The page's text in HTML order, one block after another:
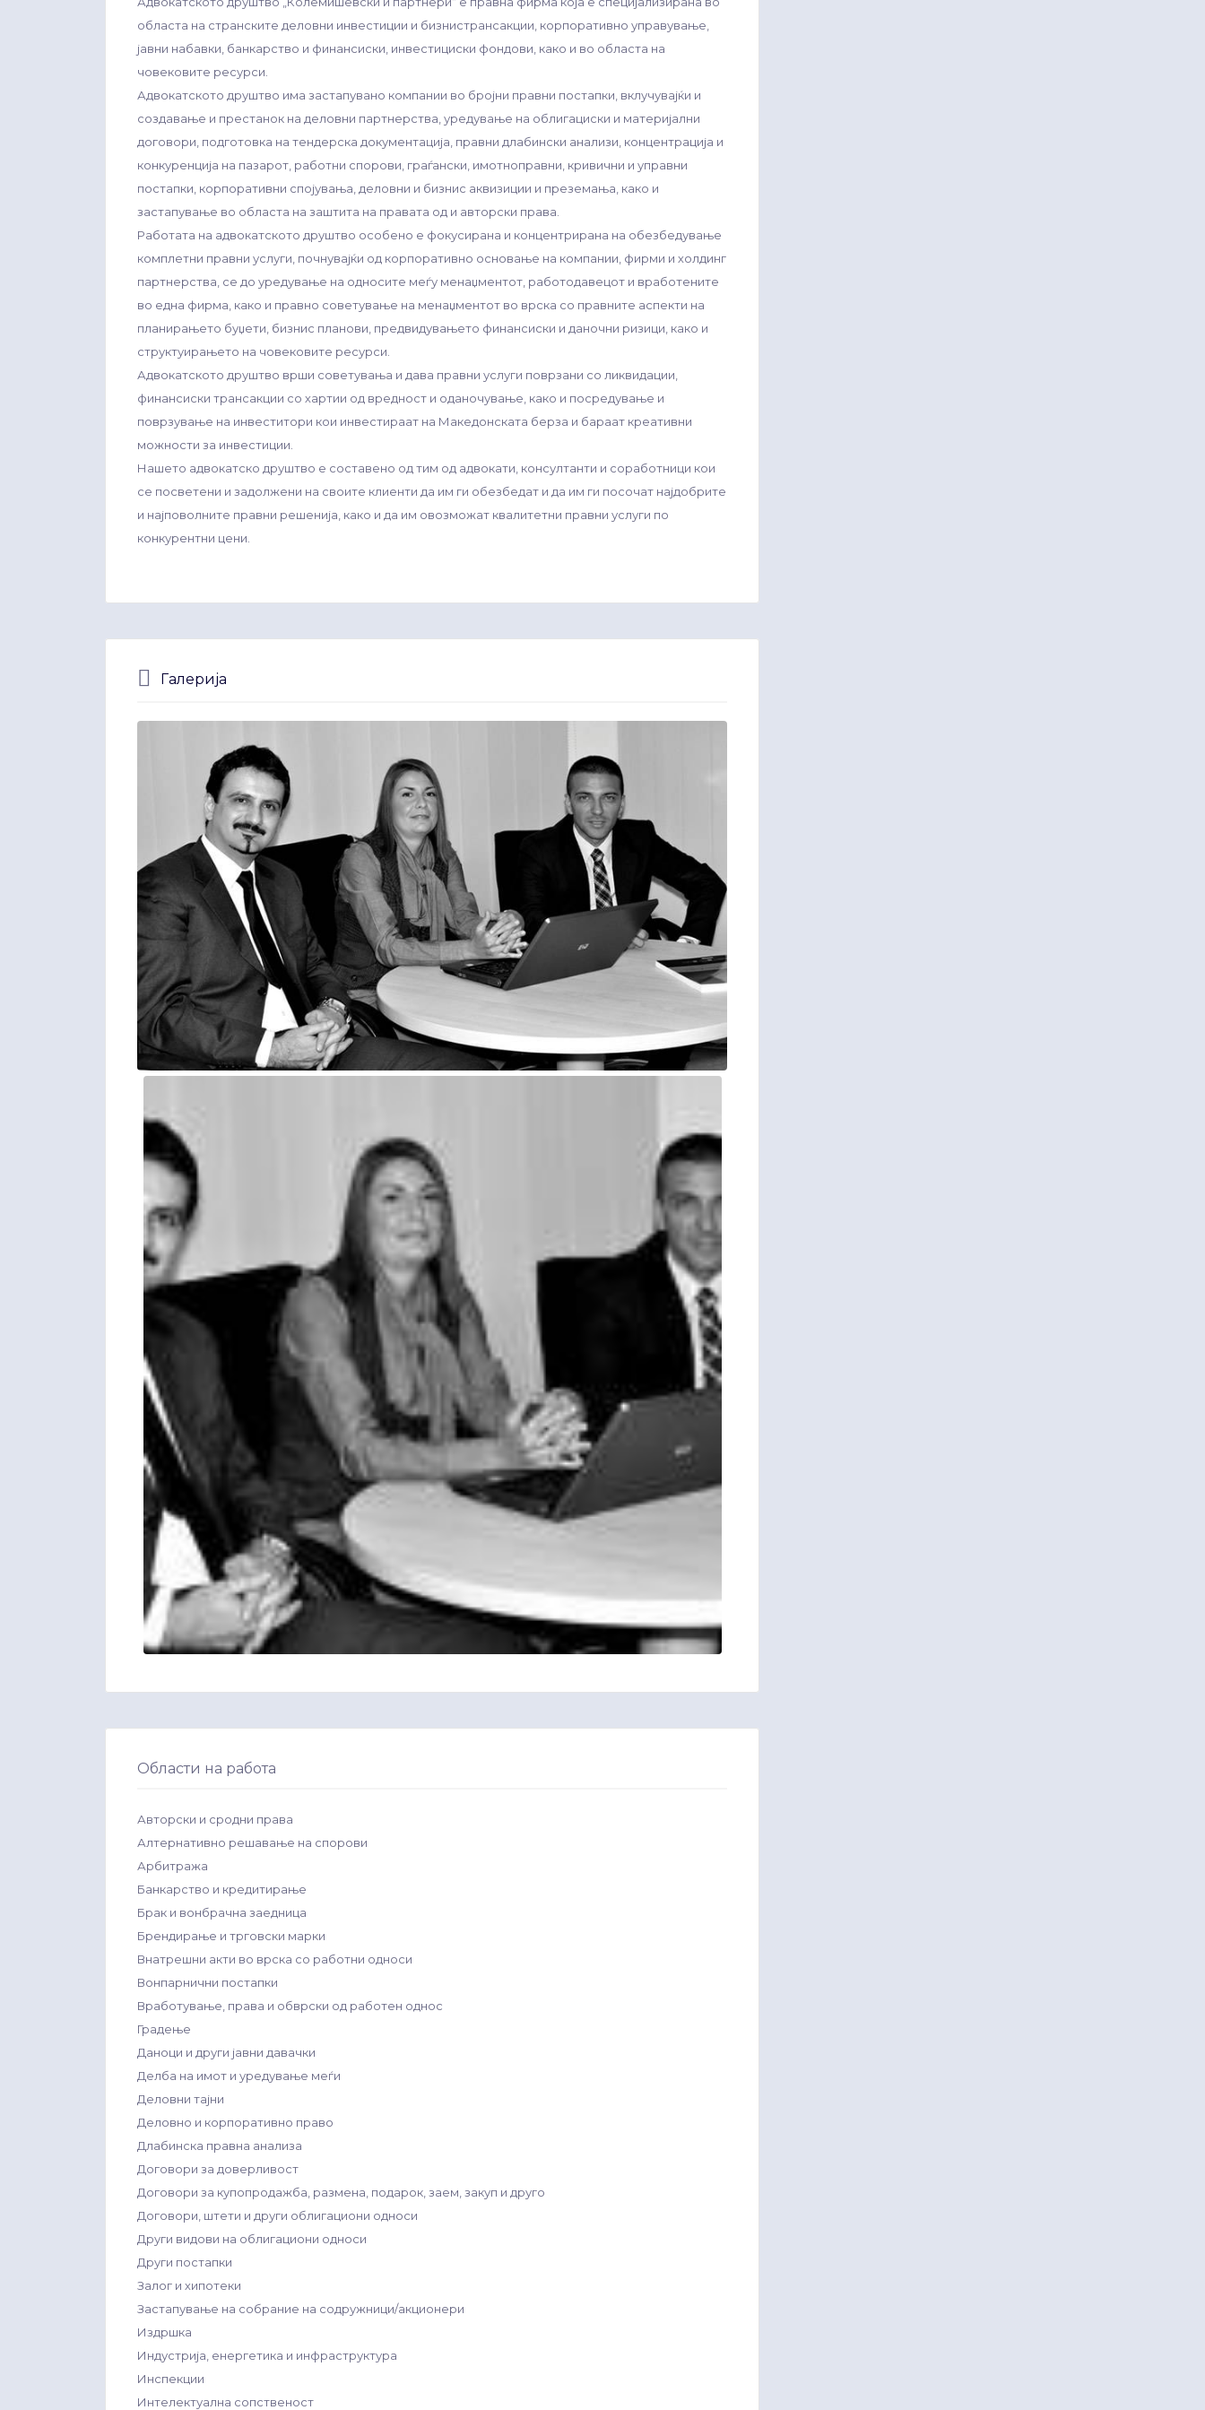
областа на странските деловни инвестиции и бизнистрансакции, корпоративно управување,
јавни набавки, банкарство и финансиски, инвестициски фондови, како и во областа на
човековите ресурси.
Адвокатското друштво има застапувано компании во бројни правни постапки, вклучувајќи и
создавање и престанок на деловни партнерства, уредување на облигациски и материјални
договори, подготовка на тендерска документација, правни длабински анализи, концентрација и
конкуренција на пазарот, работни спорови, граѓански, имотноправни, кривични и управни
постапки, корпоративни спојувања, деловни и бизнис аквизиции и преземања, како и
застапување во областа на заштита на правата од и авторски права.
Работата на адвокатското друштво особено е фокусирана и концентрирана на обезбедување
комплетни правни услуги, почнувајќи од корпоративно основање на компании, фирми и холдинг
партнерства, се до уредување на односите меѓу менаџментот, работодавецот и вработените
во една фирма, како и правно советување на менаџментот во врска со правните аспекти на
планирањето буџети, бизнис планови, предвидувањето финансиски и даночни ризици, како и
структуирањето на човековите ресурси.
Адвокатското друштво врши советувања и дава правни услуги поврзани со ликвидации,
финансиски трансакции со хартии од вредност и оданочување, како и посредување и
поврзување на инвеститори кои инвестираат на Македонската берза и бараат креативни
можности за инвестиции.
Нашето адвокатско друштво е составено од тим од адвокати, консултанти и соработници кои
се посветени и задолжени на своите клиенти да им ги обезбедат и да им ги посочат најдобрите
и најповолните правни решенија, како и да им овозможат квалитетни правни услуги по
конкурентни цени.
Галерија
Области на работа
Авторски и сродни права
Алтернативно решавање на спорови
Арбитража
Банкарство и кредитирање
Брак и вонбрачна заедница
Брендирање и трговски марки
Внатрешни акти во врска со работни односи
Вонпарнични постапки
Вработување, права и обврски од работен однос
Градење
Даноци и други јавни давачки
Делба на имот и уредување меѓи
Деловни тајни
Деловно и корпоративно право
Длабинска правна анализа
Договори за доверливост
Договори за купопродажба, размена, подарок, заем, закуп и друго
Договори, штети и други облигациони односи
Други видови на облигациони односи
Други постапки
Залог и хипотеки
Застапување на собрание на содружници/акционери
Издршка
Индустрија, енергетика и инфраструктура
Инспекции
Интелектуална сопственост